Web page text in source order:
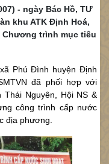
- ngày Bác Hồ, TƯ
khu ATK Định Hoá,
trình mục tiêu
Phú Đình huyện Định
đã phối hợp với
Thái Nguyên, Hội NS &
công trình cấp nước
địa phương.